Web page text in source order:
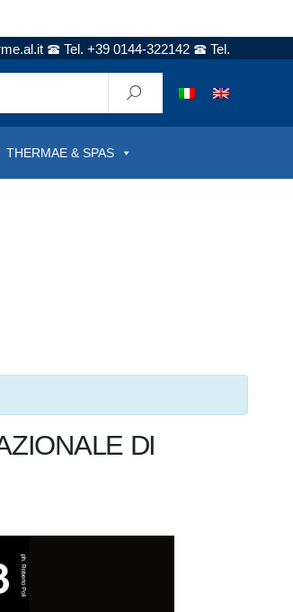
Tel. +39 0144-322142
Tel.
THERMAE & SPAS
DI